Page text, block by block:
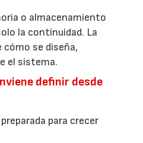
o almacenamiento
la continuidad. La
cómo se diseña,
el sistema.
definir desde
para crecer